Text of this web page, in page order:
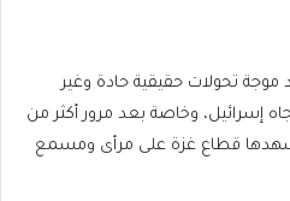
تحولات حقيقية حادة وغير
إسرائيل، وخاصة بعد مرور أكثر من
يشهدها قطاع غزة على مرأى ومسمع